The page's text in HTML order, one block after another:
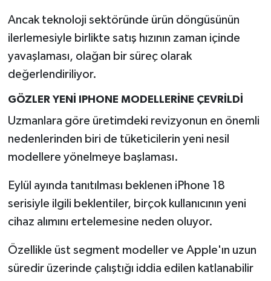
Ancak teknoloji sektöründe ürün döngüsünün
ilerlemesiyle birlikte satış hızının zaman içinde
yavaşlaması, olağan bir süreç olarak
değerlendiriliyor.
GÖZLER YENİ IPHONE MODELLERİNE ÇEVRİLDİ
Uzmanlara göre üretimdeki revizyonun en önemli
nedenlerinden biri de tüketicilerin yeni nesil
modellere yönelmeye başlaması.
Eylül ayında tanıtılması beklenen iPhone 18
serisiyle ilgili beklentiler, birçok kullanıcının yeni
cihaz alımını ertelemesine neden oluyor.
Özellikle üst segment modeller ve Apple'ın uzun
süredir üzerinde çalıştığı iddia edilen katlanabilir